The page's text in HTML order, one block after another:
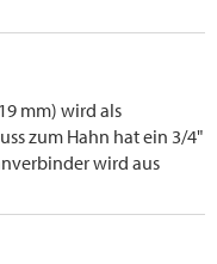
mm) wird als
zum Hahn hat ein 3/4"
wird aus